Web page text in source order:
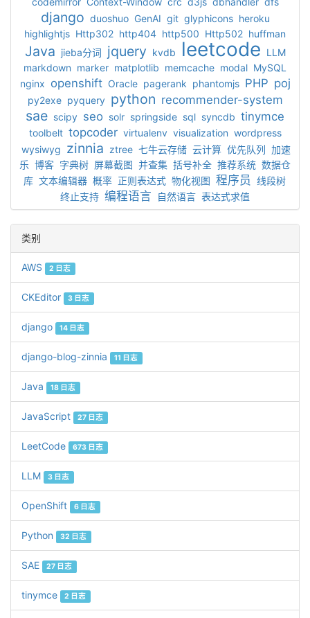
django duoshuo GenAI git glyphicons heroku
highlightjs Http302 http404 http500 Http502 huffman
Java jieba分词 jquery kvdb leetcode LLM
markdown marker matplotlib memcache modal MySQL
nginx openshift Oracle pagerank phantomjs PHP poj
py2exe pyquery python recommender-system
sae scipy seo solr springside sql syncdb tinymce
toolbelt topcoder virtualenv visualization wordpress
wysiwyg zinnia ztree 七牛云存储 云计算 优先队列 加速
乐 博客 字典树 屏幕截图 并查集 括号补全 推荐系统 数据仓
库 文本编辑器 概率 正则表达式 物化视图 程序员 线段树
终止支持 编程语言 自然语言 表达式求值
类别
AWS 2 日志
CKEditor 3 日志
django 14 日志
django-blog-zinnia 11 日志
Java 18 日志
JavaScript 27 日志
LeetCode 673 日志
LLM 3 日志
OpenShift 6 日志
Python 32 日志
SAE 27 日志
tinymce 2 日志